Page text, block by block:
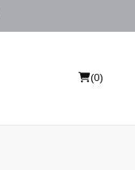
(0)